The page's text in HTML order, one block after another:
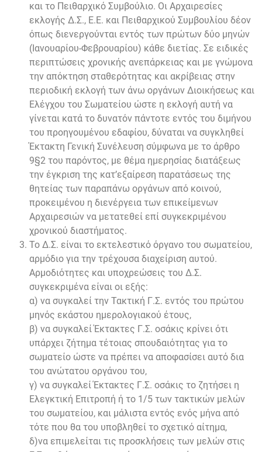
και το Πειθαρχικό Συμβούλιο. Οι Αρχαιρεσίες
εκλογής Δ.Σ., Ε.Ε. και Πειθαρχικού Συμβουλίου δέον
όπως διενεργούνται εντός των πρώτων δύο μηνών
(Ιανουαρίου-Φεβρουαρίου) κάθε διετίας. Σε ειδικές
περιπτώσεις χρονικής ανεπάρκειας και με γνώμονα
την απόκτηση σταθερότητας και ακρίβειας στην
περιοδική εκλογή των άνω οργάνων Διοικήσεως και
Ελέγχου του Σωματείου ώστε η εκλογή αυτή να
γίνεται κατά το δυνατόν πάντοτε εντός του διμήνου
του προηγουμένου εδαφίου, δύναται να συγκληθεί
Έκτακτη Γενική Συνέλευση σύμφωνα με το άρθρο
9§2 του παρόντος, με θέμα ημερησίας διατάξεως
την έγκριση της κατ’εξαίρεση παρατάσεως της
θητείας των παραπάνω οργάνων από κοινού,
προκειμένου η διενέργεια των επικείμενων
Αρχαιρεσιών να μετατεθεί επί συγκεκριμένου
χρονικού διαστήματος.
Το Δ.Σ. είναι το εκτελεστικό όργανο του σωματείου,
αρμόδιο για την τρέχουσα διαχείριση αυτού.
Αρμοδιότητες και υποχρεώσεις του Δ.Σ.
συγκεκριμένα είναι οι εξής:
α) να συγκαλεί την Τακτική Γ.Σ. εντός του πρώτου
μηνός εκάστου ημερολογιακού έτους,
β) να συγκαλεί Έκτακτες Γ.Σ. οσάκις κρίνει ότι
υπάρχει ζήτημα τέτοιας σπουδαιότητας για το
σωματείο ώστε να πρέπει να αποφασίσει αυτό δια
του ανώτατου οργάνου του,
γ) να συγκαλεί Έκτακτες Γ.Σ. οσάκις το ζητήσει η
Ελεγκτική Επιτροπή ή το 1/5 των τακτικών μελών
του σωματείου, και μάλιστα εντός ενός μήνα από
τότε που θα του υποβληθεί το σχετικό αίτημα,
δ)να επιμελείται τις προσκλήσεις των μελών στις